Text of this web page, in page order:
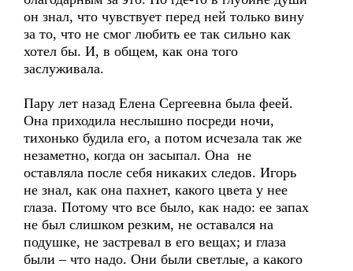
он знал, что чувствует перед ней только вину
за то, что не смог любить ее так сильно как
хотел бы. И, в общем, как она того
заслуживала.
Пару лет назад Елена Сергеевна была феей.
Она приходила неслышно посреди ночи,
тихонько будила его, а потом исчезала так же
незаметно, когда он засыпал. Она не
оставляла после себя никаких следов. Игорь
не знал, как она пахнет, какого цвета у нее
глаза. Потому что все было, как надо: ее запах
не был слишком резким, не оставался на
подушке, не застревал в его вещах; и глаза
были – что надо. Они были светлые, а какого